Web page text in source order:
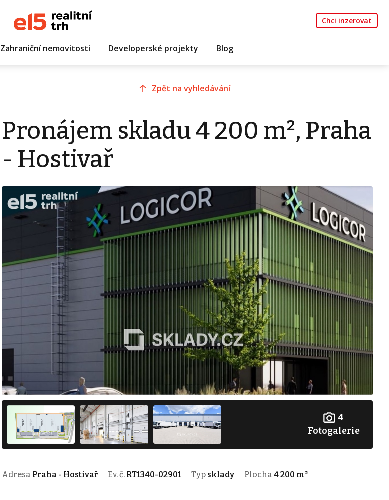
Chci inzerovat
Zahraniční nemovitosti Developerské projekty Blog
Zpět na vyhledávání
Pronájem skladu 4 200 m², Praha
- Hostivař
4
Fotogalerie
Adresa Praha - Hostivař Ev. č. RT1340-02901 Typ sklady Plocha 4 200 m²